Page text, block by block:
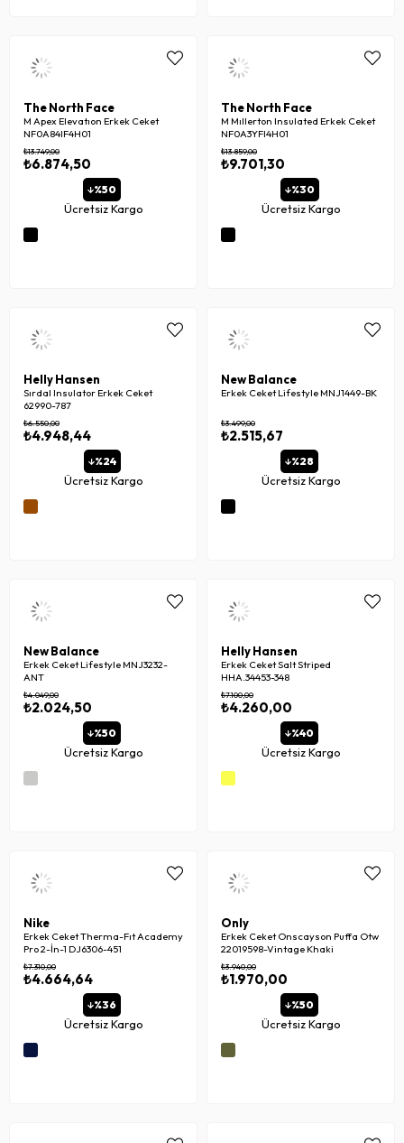
The North Face
M Apex Elevatıon Erkek Ceket
NF0A84IF4H01
₺6.874,50
₺13.749,00
%50
Ücretsiz Kargo
The North Face
M Mıllerton Insulated Erkek Ceket
NF0A3YFI4H01
₺9.701,30
₺13.859,00
%30
Ücretsiz Kargo
Helly Hansen
Sırdal Insulator Erkek Ceket
62990-787
₺4.948,44
₺6.550,00
%24
Ücretsiz Kargo
New Balance
Erkek Ceket Lifestyle MNJ1449-BK
₺2.515,67
₺3.499,00
%28
Ücretsiz Kargo
New Balance
Erkek Ceket Lifestyle MNJ3232-
ANT
₺2.024,50
₺4.049,00
%50
Ücretsiz Kargo
Helly Hansen
Erkek Ceket Salt Striped
HHA.34453-348
₺4.260,00
₺7.100,00
%40
Ücretsiz Kargo
Nike
Erkek Ceket Therma-Fıt Academy
Pro 2-İn-1 DJ6306-451
₺4.664,64
₺7.310,00
%36
Ücretsiz Kargo
Only
Erkek Ceket Onscayson Puffa Otw
22019598-Vintage Khaki
₺1.970,00
₺3.940,00
%50
Ücretsiz Kargo